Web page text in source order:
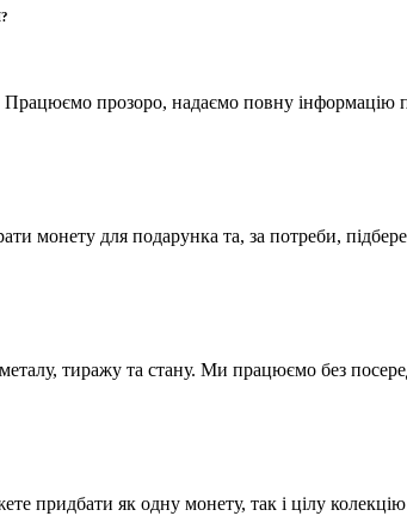
прозоро, надаємо повну інформацію
монету для подарунка та, за потреби,
тиражу та стану. Ми працюємо без
придбати як одну монету, так і цілу